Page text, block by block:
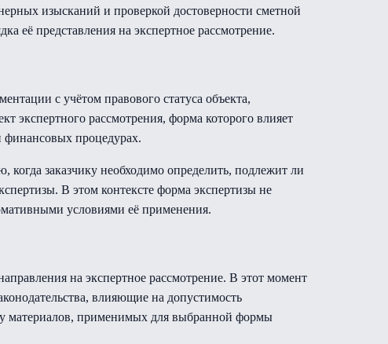
изысканий и проверкой достоверности сметной
её представления на экспертное рассмотрение.
с учётом правового статуса объекта,
экспертного рассмотрения, форма которого влияет
финансовых процедурах.
заказчику необходимо определить, подлежит ли
В этом контексте форма экспертизы не
условиями её применения.
на экспертное рассмотрение. В этот момент
влияющие на допустимость
материалов, применимых для выбранной формы